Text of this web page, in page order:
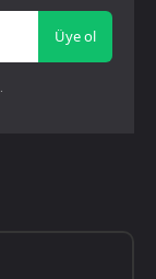
Üye ol
.